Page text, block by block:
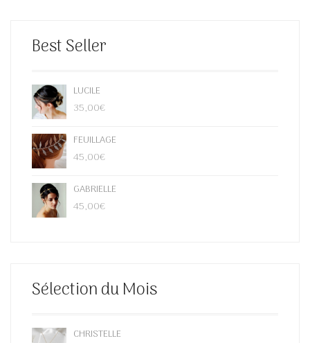
Best Seller
LUCILE
35,00€
FEUILLAGE
45,00€
GABRIELLE
45,00€
Sélection du Mois
CHRISTELLE